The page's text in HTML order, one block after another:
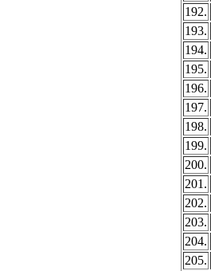
192.
193.
194.
195.
196.
197.
198.
199.
200.
201.
202.
203.
204.
205.